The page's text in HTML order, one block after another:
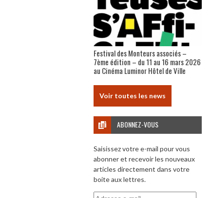
Festival des Monteurs associés –
7ème édition – du 11 au 16 mars 2026
au Cinéma Luminor Hôtel de Ville
Voir toutes les news
ABONNEZ-VOUS
Saisissez votre e-mail pour vous
abonner et recevoir les nouveaux
articles directement dans votre
boite aux lettres.